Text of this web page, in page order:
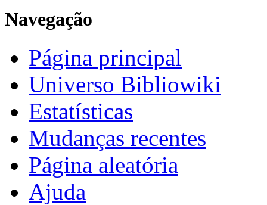
Navegação
Página principal
Universo Bibliowiki
Estatísticas
Mudanças recentes
Página aleatória
Ajuda